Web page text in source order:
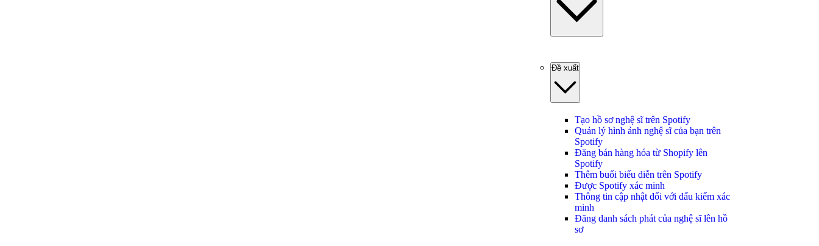
Đề xuất
Tạo hồ sơ nghệ sĩ trên Spotify
Quản lý hình ảnh nghệ sĩ của bạn trên
Spotify
Đăng bán hàng hóa từ Shopify lên
Spotify
Thêm buổi biểu diễn trên Spotify
Được Spotify xác minh
Thông tin cập nhật đối với dấu kiểm xác
minh
Đăng danh sách phát của nghệ sĩ lên hồ
sơ